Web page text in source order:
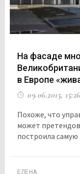
На фасаде
в Европе
09.06.2015, 15:26
Похоже, что
может
построила самую
ЕЛЕНА